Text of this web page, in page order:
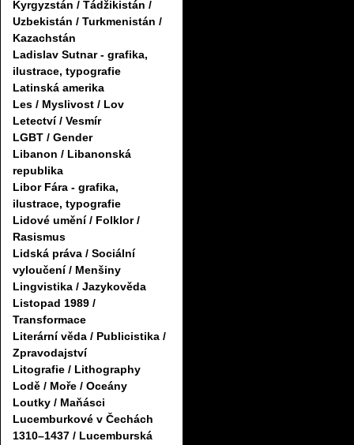
Kyrgyzstán / Tádžikistán /
Uzbekistán / Turkmenistán /
Kazachstán
Ladislav Sutnar - grafika,
ilustrace, typografie
Latinská amerika
Les / Myslivost / Lov
Letectví / Vesmír
LGBT / Gender
Libanon / Libanonská
republika
Libor Fára - grafika,
ilustrace, typografie
Lidové umění / Folklor /
Rasismus
Lidská práva / Sociální
vyloučení / Menšiny
Lingvistika / Jazykověda
Listopad 1989 /
Transformace
Literární věda / Publicistika /
Zpravodajství
Litografie / Lithography
Lodě / Moře / Oceány
Loutky / Maňásci
Lucemburkové v Čechách
1310–1437 / Lucemburská